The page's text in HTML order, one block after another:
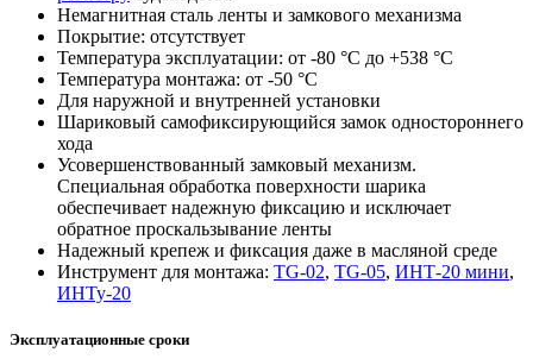
Немагнитная сталь ленты и замкового механизма
Покрытие: отсутствует
Температура эксплуатации: от -80 °С до +538 °С
Температура монтажа: от -50 °С
Для наружной и внутренней установки
Шариковый самофиксирующийся замок одностороннего
хода
Усовершенствованный замковый механизм.
Специальная обработка поверхности шарика
обеспечивает надежную фиксацию и исключает
обратное проскальзывание ленты
Надежный крепеж и фиксация даже в масляной среде
Инструмент для монтажа: TG-02, TG-05, ИНТ-20 мини,
ИНТу-20
Эксплуатационные сроки